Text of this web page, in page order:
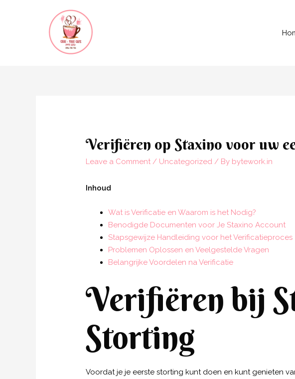
Verifiëren op Staxino voor uw
Leave a Comment / Uncategorized / By bytework.in
Inhoud
Wat is Verificatie en Waarom is het Nodig?
Benodigde Documenten voor Je Staxino Account
Stapsgewijze Handleiding voor het Verificatieproces
Problemen Oplossen en Veelgestelde Vragen
Belangrijke Voordelen na Verificatie
Verifiëren bij
Storting
Voordat je je eerste storting kunt doen en kunt genieten